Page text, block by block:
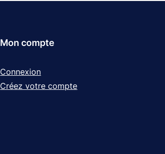
Mon compte
Connexion
Créez votre compte